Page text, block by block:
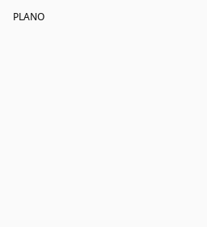
PLANO